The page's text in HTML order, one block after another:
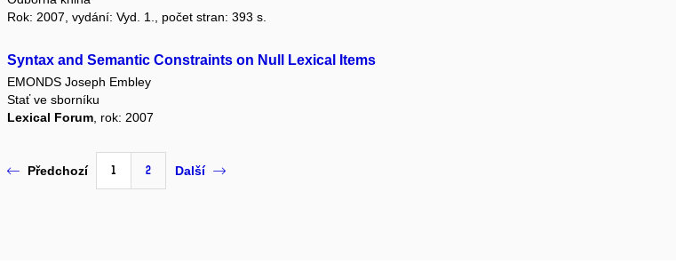
Rok: 2007, vydání: Vyd. 1., počet stran: 393 s.
Syntax and Semantic Constraints on Null Lexical Items
EMONDS Joseph Embley
Stať ve sborníku
Lexical Forum , rok: 2007
Předchozí 1 2 Další